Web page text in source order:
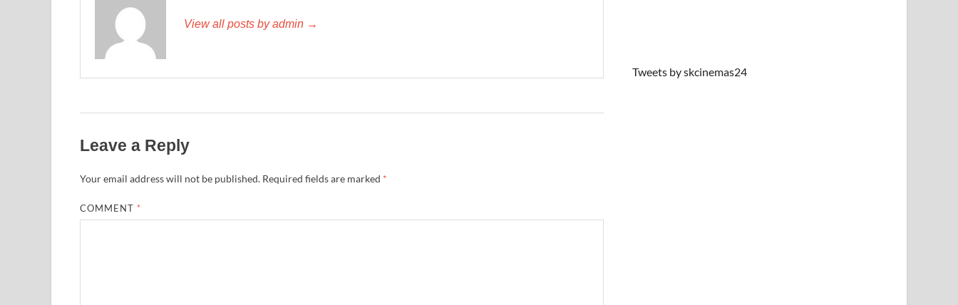
View all posts by admin →
Leave a Reply
Your email address will not be published. Required fields are marked *
COMMENT *
Tweets by skcinemas24